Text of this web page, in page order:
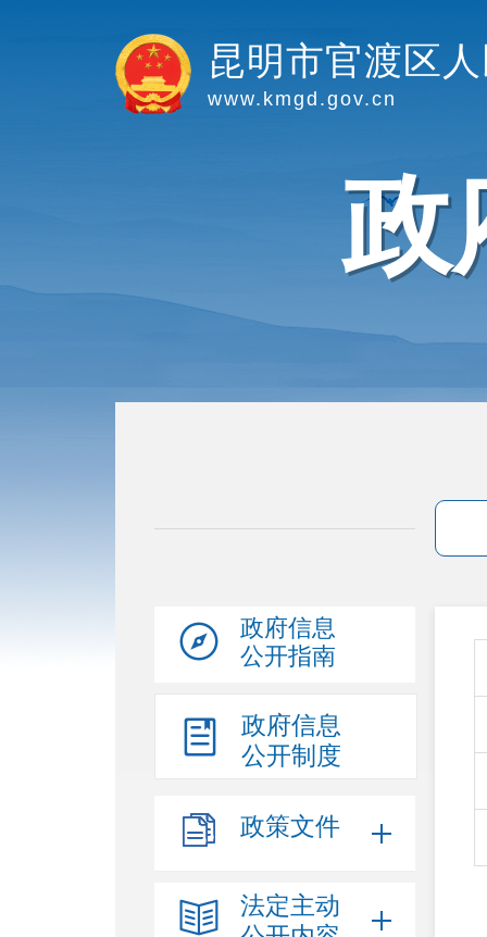
昆明市官渡区
www.kmgd.gov.cn
政
政府信息
公开指南
政府信息
公开制度
政策文件
法定主动